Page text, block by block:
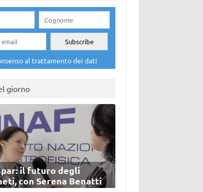
al trattamento dei dati
giorno
il futuro degli
con Serena Benatti